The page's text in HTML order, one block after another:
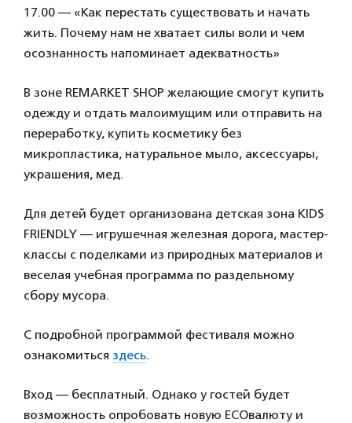
17.00 — «Как перестать существовать и начать
жить. Почему нам не хватает силы воли и чем
осознанность напоминает адекватность»
В зоне REMARKET SHOP желающие смогут купить
одежду и отдать малоимущим или отправить на
переработку, купить косметику без
микропластика, натуральное мыло, аксессуары,
украшения, мед.
Для детей будет организована детская зона KIDS
FRIENDLY — игрушечная железная дорога, мастер-
классы с поделками из природных материалов и
веселая учебная программа по раздельному
сбору мусора.
С подробной программой фестиваля можно
ознакомиться здесь.
Вход — бесплатный. Однако у гостей будет
возможность опробовать новую ECOвалюту и